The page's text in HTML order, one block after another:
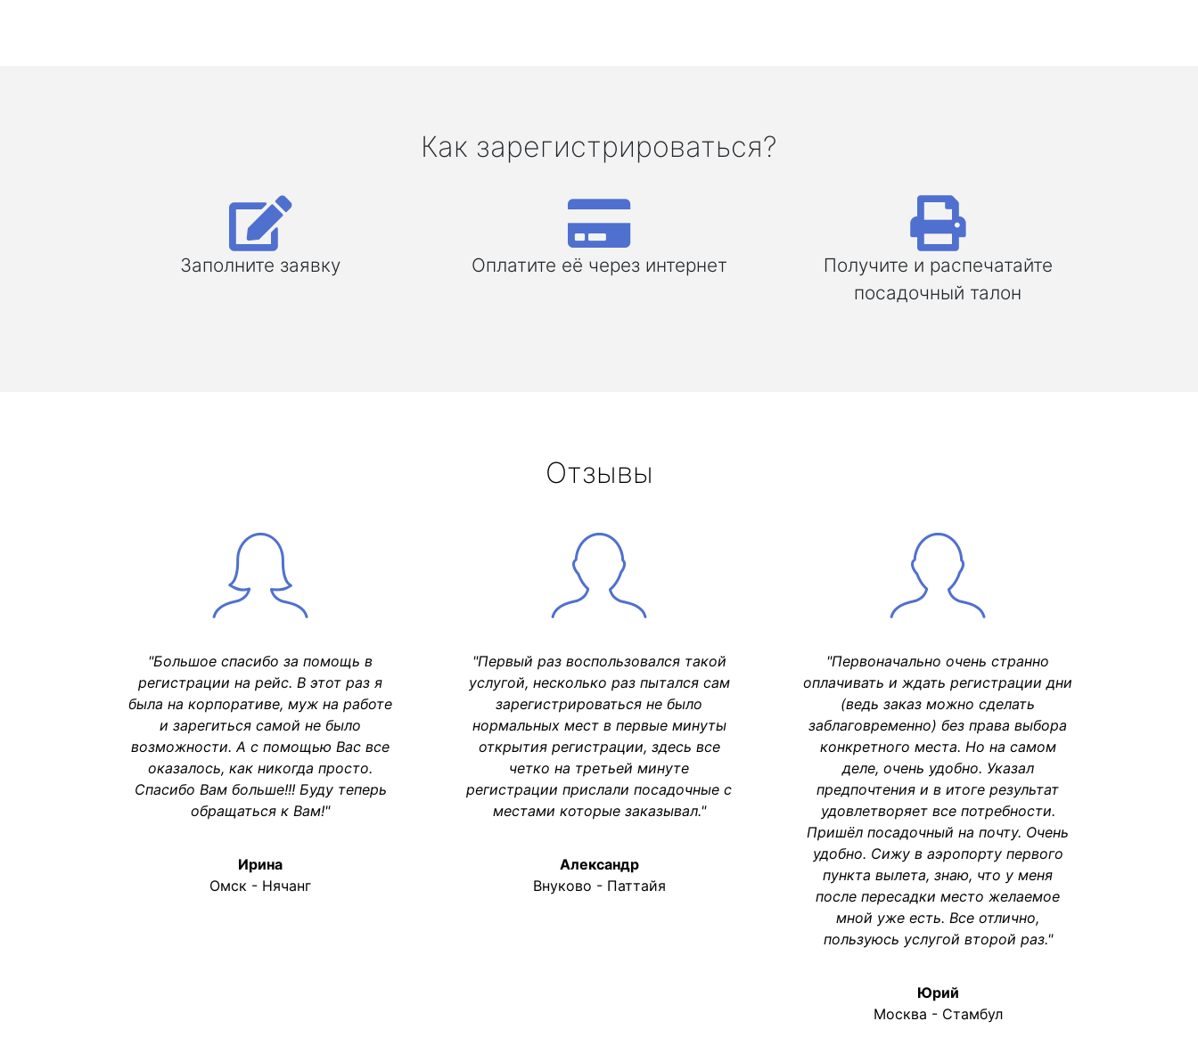
Как зарегистрироваться?
Заполните заявку Оплатите её через интернет
Получите и распечатайте
посадочный талон
Отзывы
"Большое спасибо за помощь в
регистрации на рейс. В этот раз я
была на корпоративе, муж на работе
и зарегиться самой не было
возможности. А с помощью Вас все
оказалось, как никогда просто.
Спасибо Вам больше!!! Буду теперь
обращаться к Вам!"
Ирина
Омск - Нячанг
"Первый раз воспользовался такой
услугой, несколько раз пытался сам
зарегистрироваться не было
нормальных мест в первые минуты
открытия регистрации, здесь все
четко на третьей минуте
регистрации прислали посадочные с
местами которые заказывал."
Александр
Внуково - Паттайя
"Первоначально очень странно
оплачивать и ждать регистрации дни
(ведь заказ можно сделать
заблаговременно) без права выбора
конкретного места. Но на самом
деле, очень удобно. Указал
предпочтения и в итоге результат
удовлетворяет все потребности.
Пришёл посадочный на почту. Очень
удобно. Сижу в аэропорту первого
пункта вылета, знаю, что у меня
после пересадки место желаемое
мной уже есть. Все отлично,
пользуюсь услугой второй раз."
Юрий
Москва - Стамбул